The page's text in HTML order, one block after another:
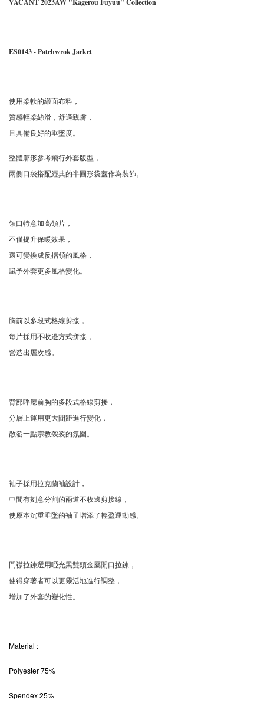
VACANT 2023AW "Kagerou Fuyuu" Collection
ES0143 - Patchwrok Jacket
使用柔軟的緞面布料，
質感輕柔絲滑，舒適親膚，
且具備良好的垂墜度。
整體廓形參考飛行外套版型，
兩側口袋搭配經典的半圓形袋蓋作為裝飾。
領口特意加高領片，
不僅提升保暖效果，
還可變換成反摺領的風格，
賦予外套更多風格變化。
胸前以多段式格線剪接，
每片採用不收邊方式拼接，
營造出層次感。
背部呼應前胸的多段式格線剪接，
分層上運用更大間距進行變化，
散發一點宗教袈裟的氛圍。
袖子採用拉克蘭袖設計，
中間有刻意分割的兩道不收邊剪接線，
使原本沉重垂墜的袖子增添了輕盈運動感。
門襟拉鍊選用啞光黑雙頭金屬開口拉鍊，
使得穿著者可以更靈活地進行調整，
增加了外套的變化性。
Material :
Polyester 75%
Spendex 25%